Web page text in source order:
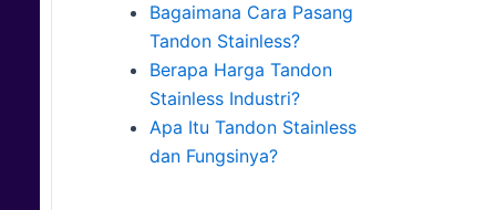
Bagaimana Cara Pasang
Tandon Stainless?
Berapa Harga Tandon
Stainless Industri?
Apa Itu Tandon Stainless
dan Fungsinya?